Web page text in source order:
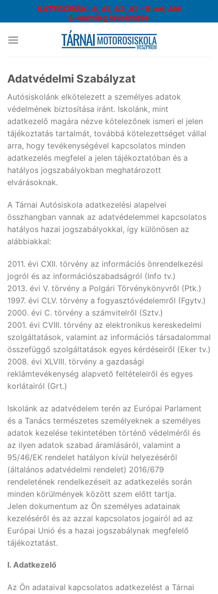
KATEGÓRIÁK: A, A1, A2, A1 - B-vel, AM
E-learning távoktatás
Adatvédelmi Szabályzat
Autósiskolánk elkötelezett a személyes adatok
védelmének biztosítása iránt. Iskolánk, mint
adatkezelő magára nézve kötelezőnek ismeri el jelen
tájékoztatás tartalmát, továbbá kötelezettséget vállal
arra, hogy tevékenységével kapcsolatos minden
adatkezelés megfelel a jelen tájékoztatóban és a
hatályos jogszabályokban meghatározott
elvárásoknak.
A Tárnai Autósiskola adatkezelési alapelvei
összhangban vannak az adatvédelemmel kapcsolatos
hatályos hazai jogszabályokkal, így különösen az
alábbiakkal:
2011. évi CXII. törvény az információs önrendelkezési
jogról és az információszabadságról (Info tv.)
2013. évi V. törvény a Polgári Törvénykönyvről (Ptk.)
1997. évi CLV. törvény a fogyasztóvédelemről (Fgytv.)
2000. évi C. törvény a számvitelről (Sztv.)
2001. évi CVIII. törvény az elektronikus kereskedelmi
szolgáltatások, valamint az információs társadalommal
összefüggő szolgáltatások egyes kérdéseiről (Eker tv.)
2008. évi XLVIII. törvény a gazdasági
reklámtevékenység alapvető feltételeiről és egyes
korlátairól (Grt.)
Iskolánk az adatvédelem terén az Európai Parlament
és a Tanács természetes személyeknek a személyes
adatok kezelése tekintetében történő védelméről és
az ilyen adatok szabad áramlásáról, valamint a
95/46/EK rendelet hatályon kívül helyezéséről
(általános adatvédelmi rendelet) 2016/679
rendeletének rendelkezéseit az adatkezelés során
minden körülmények között szem előtt tartja.
Jelen dokumentum az Ön személyes adatainak
kezeléséről és az azzal kapcsolatos jogairól ad az
Európai Unió és a hazai jogszabálynak megfelelő
tájékoztatást.
I. Adatkezelő
Az Ön adataival kapcsolatos adatkezelést a Tárnai